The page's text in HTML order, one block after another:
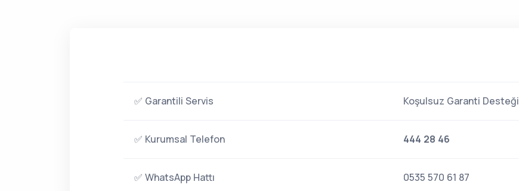
✅ Garantili Servis Koşulsuz Garanti Desteği
✅ Kurumsal Telefon 444 28 46
✅ WhatsApp Hattı 0535 570 61 87